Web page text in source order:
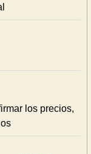
los precios,